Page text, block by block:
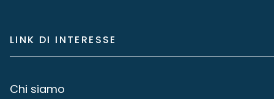
LINK DI INTERESSE
Chi siamo